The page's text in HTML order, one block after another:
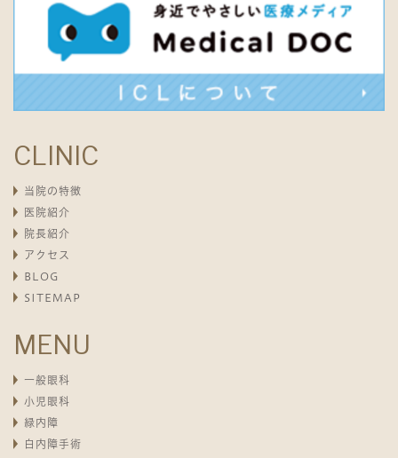
CLINIC
当院の特徴
医院紹介
院長紹介
アクセス
BLOG
SITEMAP
MENU
一般眼科
小児眼科
緑内障
白内障手術